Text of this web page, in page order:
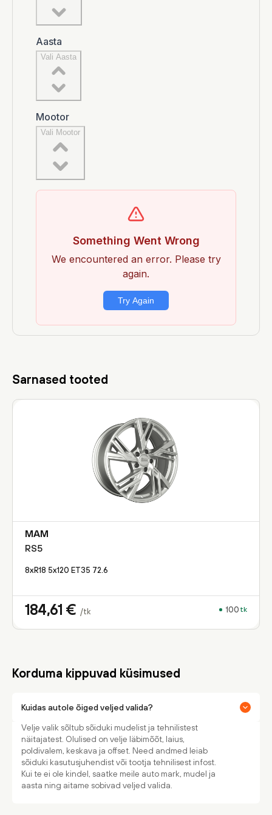
Sarnased tooted
MAM
RS5
8xR18 5x120 ET35 72.6
184,61 € /tk 100 tk
Korduma kippuvad küsimused
Kuidas autole õiged veljed valida?
Velje valik sõltub sõiduki mudelist ja tehnilistest
näitajatest. Olulised on velje läbimõõt, laius,
poldivalem, keskava ja offset. Need andmed leiab
sõiduki kasutusjuhendist või tootja tehnilisest infost.
Kui te ei ole kindel, saatke meile auto mark, mudel ja
aasta ning aitame sobivad veljed valida.